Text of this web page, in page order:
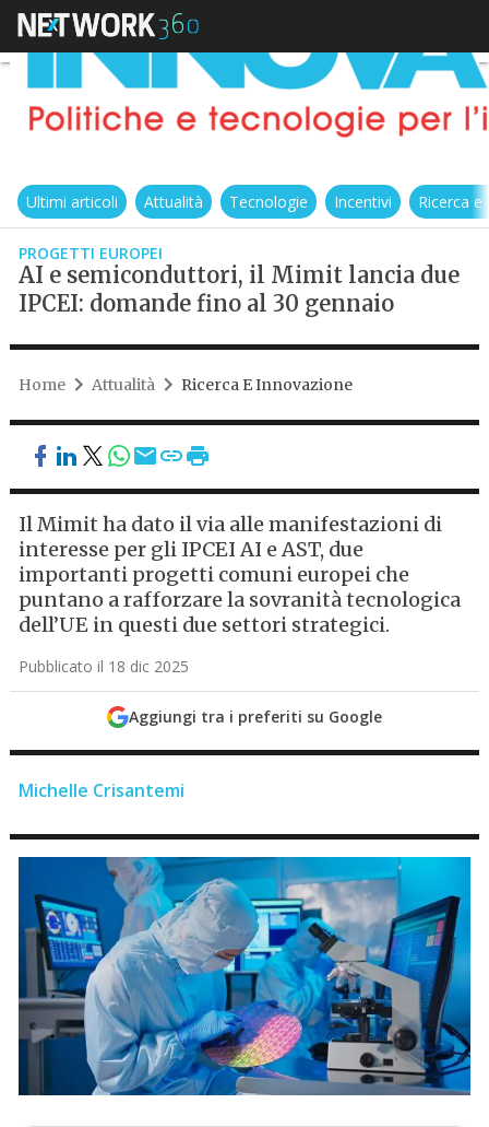
Ultimi articoli Attualità Tecnologie Incentivi Ricerca
PROGETTI EUROPEI
AI e semiconduttori, il Mimit lancia due
IPCEI: domande fino al 30 gennaio
Home Attualità Ricerca E Innovazione
Il Mimit ha dato il via alle manifestazioni di
interesse per gli IPCEI AI e AST, due
importanti progetti comuni europei che
puntano a rafforzare la sovranità tecnologica
dell’UE in questi due settori strategici.
Pubblicato il 18 dic 2025
Aggiungi tra i preferiti su Google
Michelle Crisantemi